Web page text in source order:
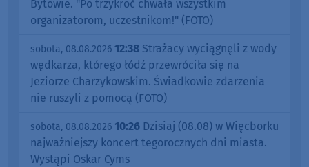
Bytowie. "Po trzykroć chwała wszystkim
organizatorom, uczestnikom!" (FOTO)
sobota, 08.08.2026 12:38 Strażacy wyciągnęli z wody
wędkarza, którego łódź przewróciła się na
Jeziorze Charzykowskim. Świadkowie zdarzenia
nie ruszyli z pomocą (FOTO)
sobota, 08.08.2026 10:26 Dzisiaj (08.08) w Więcborku
najważniejszy koncert tegorocznych dni miasta.
Wystąpi Oskar Cyms